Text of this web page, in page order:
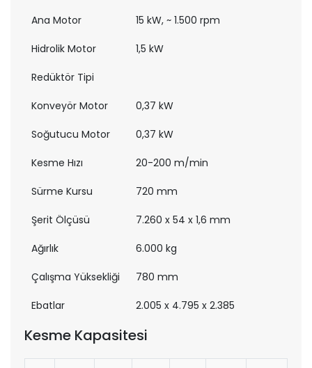
Ana Motor 15 kW, ~ 1.500 rpm
Hidrolik Motor 1,5 kW
Redüktör Tipi
Konveyör Motor 0,37 kW
Soğutucu Motor 0,37 kW
Kesme Hızı 20-200 m/min
Sürme Kursu 720 mm
Şerit Ölçüsü 7.260 x 54 x 1,6 mm
Ağırlık 6.000 kg
Çalışma Yüksekliği 780 mm
Ebatlar 2.005 x 4.795 x 2.385
Kesme Kapasitesi